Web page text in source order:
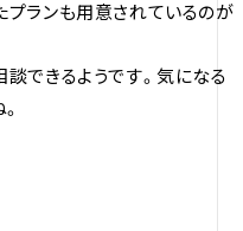
ランも用意されているのが
できるようです。気になる